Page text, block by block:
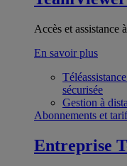
Accès et assistance
En savoir plus
Téléassistance
sécurisée
Gestion à
Abonnements et
Entreprise